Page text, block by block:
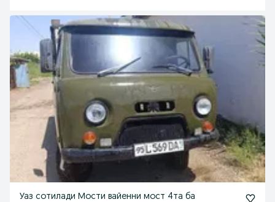
Уаз сотилади Мости вайенни мост 4та ба